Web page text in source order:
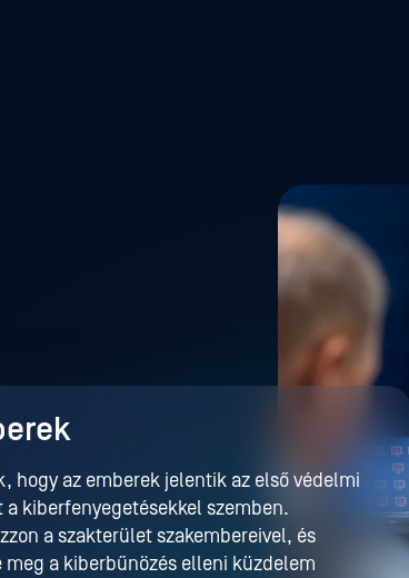
hogy az emberek jelentik az első védelmi
a kiberfenyegetésekkel szemben.
a szakterület szakembereivel, és
meg a kiberbűnözés elleni küzdelem